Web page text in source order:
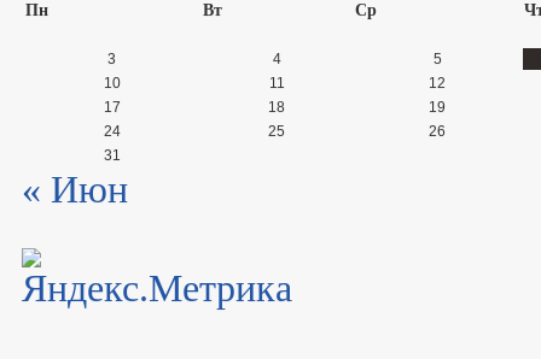
Пн
Вт Ср
3 4
5
10
11
12
17
18
19
24
25
26
31
« Июн